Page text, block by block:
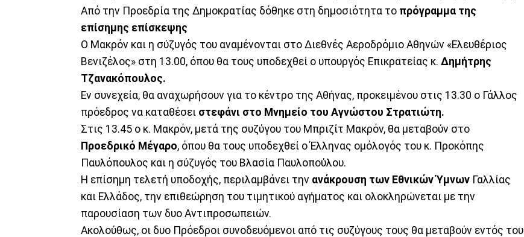
Από την Προεδρία της Δημοκρατίας δόθηκε στη δημοσιότητα το πρόγραμμα της
επίσημης επίσκεψης
Ο Μακρόν και η σύζυγός του αναμένονται στο Διεθνές Αεροδρόμιο Αθηνών «Ελευθέριος
Βενιζέλος» στη 13.00, όπου θα τους υποδεχθεί ο υπουργός Επικρατείας κ. Δημήτρης
Τζανακόπουλος.
Εν συνεχεία, θα αναχωρήσουν για το κέντρο της Αθήνας, προκειμένου στις 13.30 ο Γάλλος
πρόεδρος να καταθέσει στεφάνι στο Μνημείο του Αγνώστου Στρατιώτη.
Στις 13.45 ο κ. Μακρόν, μετά της συζύγου του Μπριζίτ Μακρόν, θα μεταβούν στο
Προεδρικό Μέγαρο, όπου θα τους υποδεχθεί ο Έλληνας ομόλογός του κ. Προκόπης
Παυλόπουλος και η σύζυγός του Βλασία Παυλοπούλου.
Η επίσημη τελετή υποδοχής, περιλαμβάνει την ανάκρουση των Εθνικών Ύμνων Γαλλίας
και Ελλάδος, την επιθεώρηση του τιμητικού αγήματος και ολοκληρώνεται με την
παρουσίαση των δυο Αντιπροσωπειών.
Ακολούθως, οι δυο Πρόεδροι συνοδευόμενοι από τις συζύγους τους θα μεταβούν εντός του